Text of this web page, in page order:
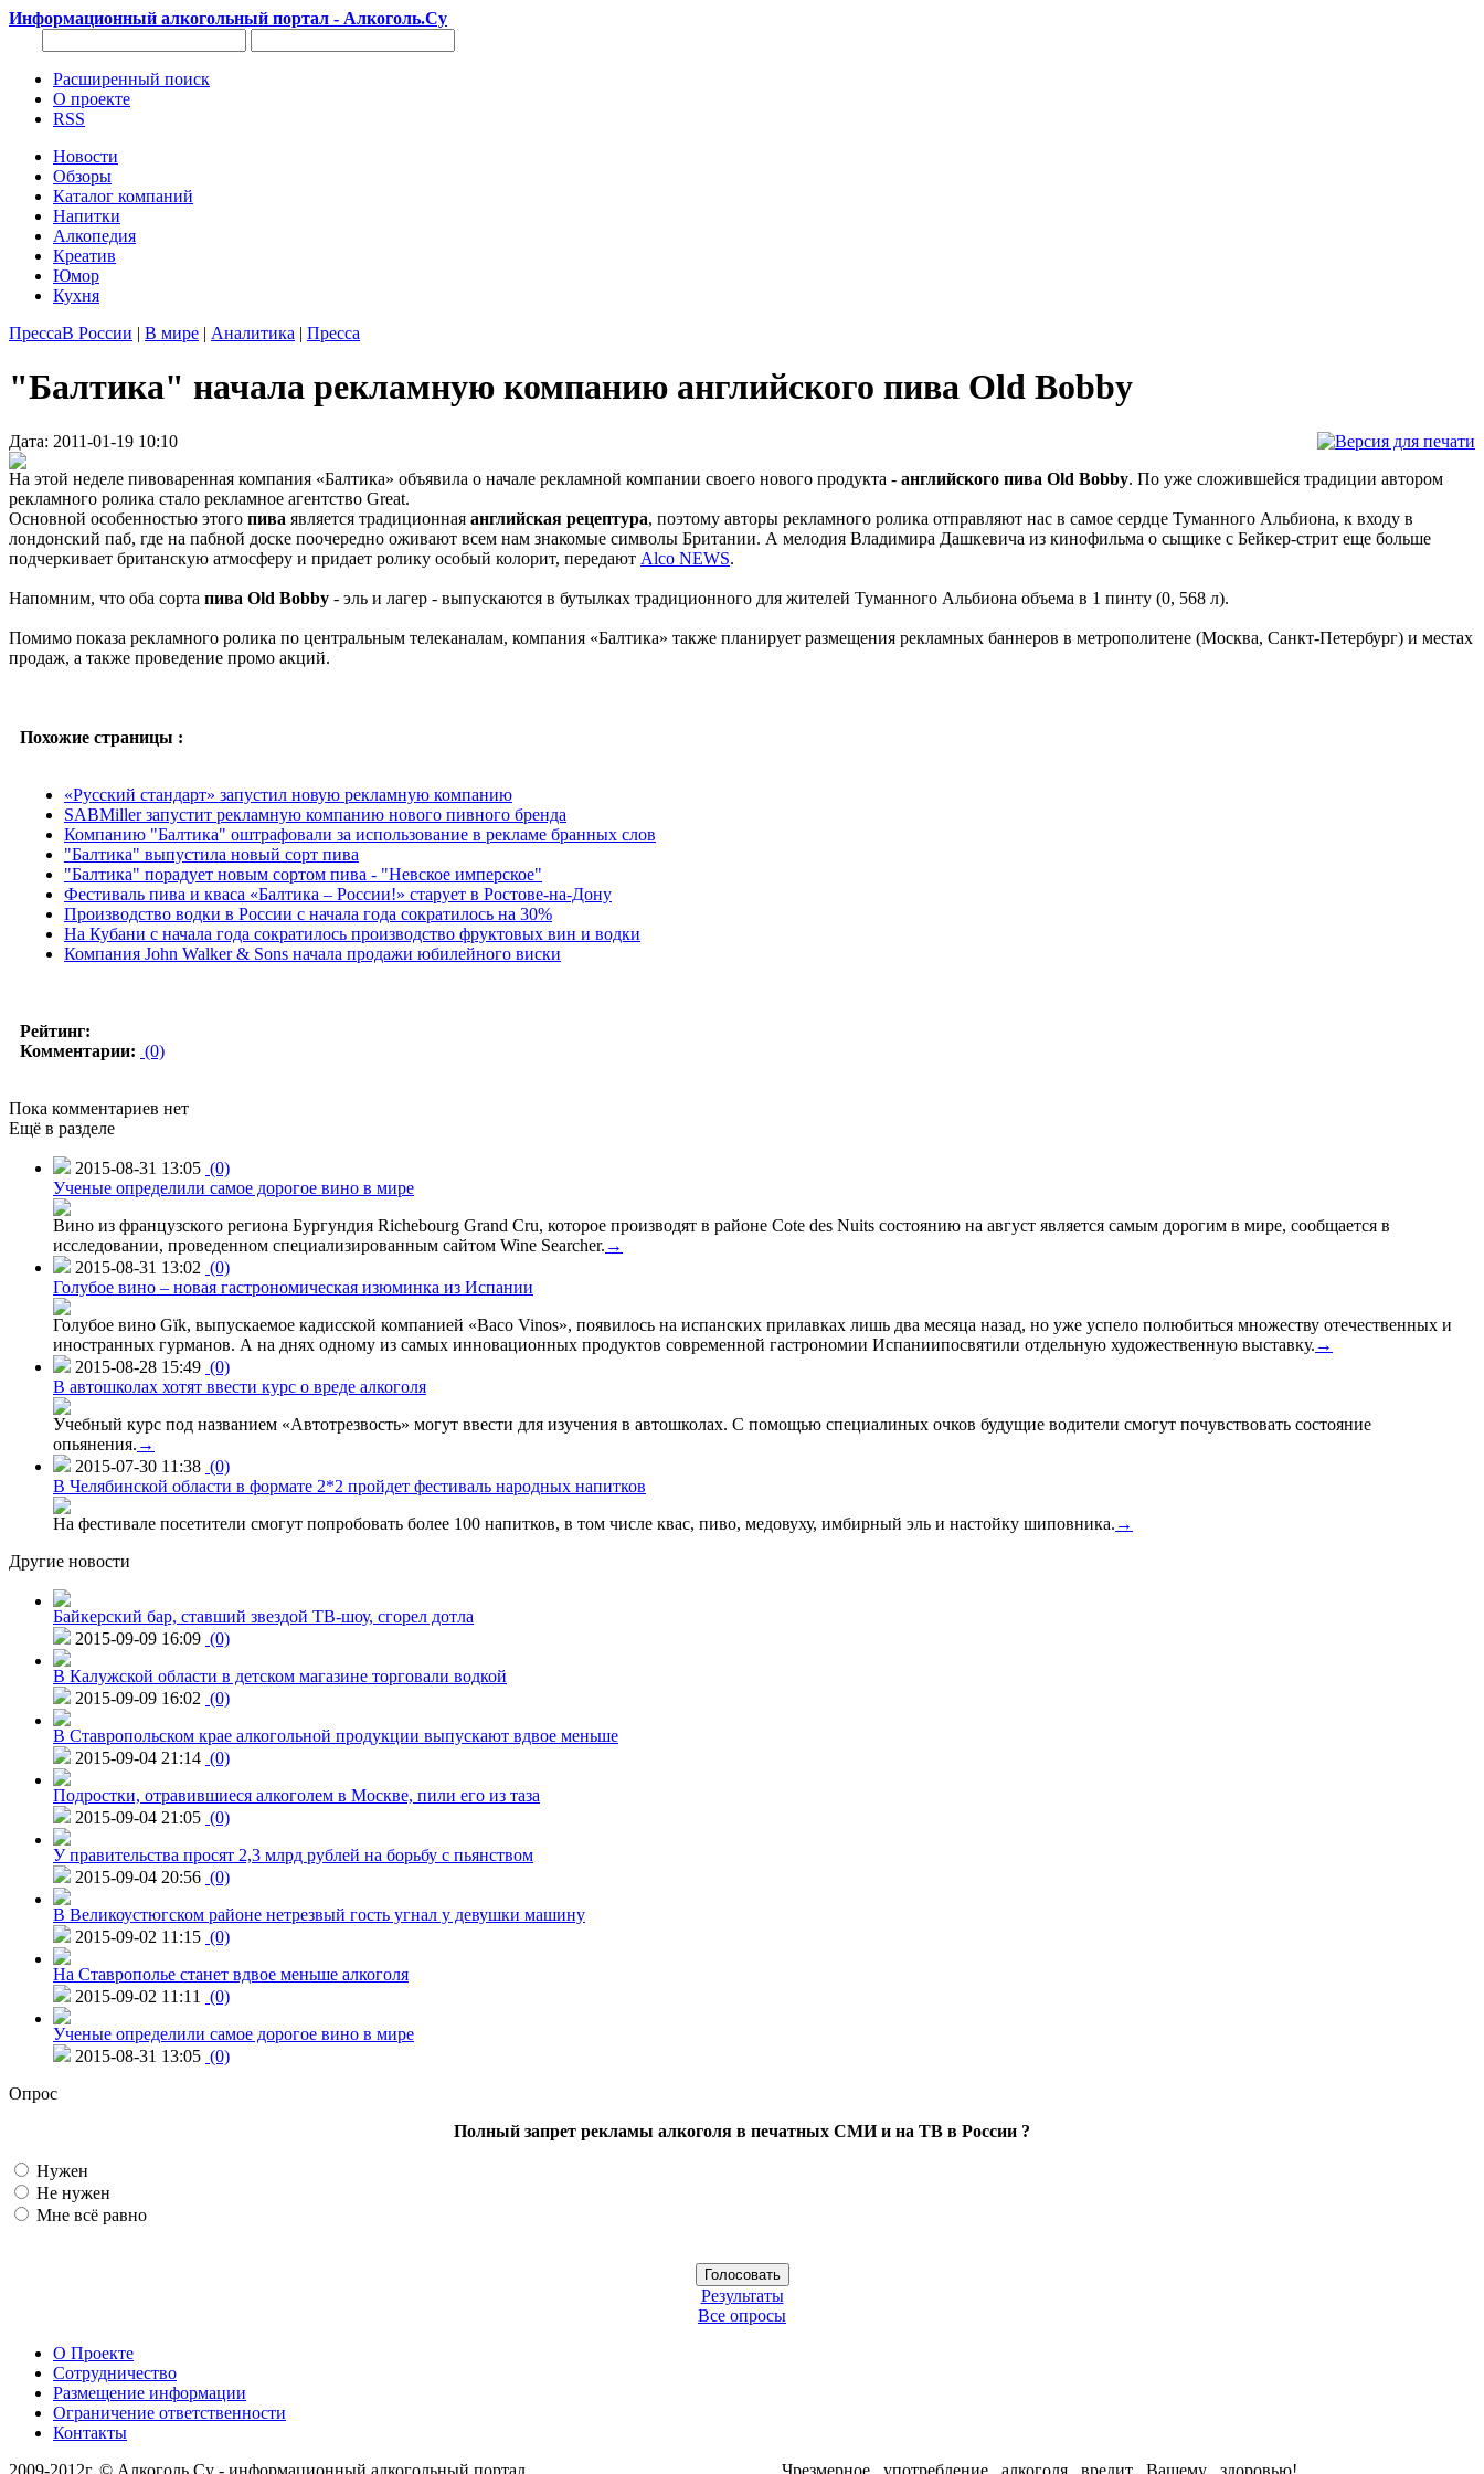
Информационный алкогольный портал - Алкоголь.Су
Расширенный поиск
О проекте
RSS
Новости
Обзоры
Каталог компаний
Напитки
Алкопедия
Креатив
Юмор
Кухня
ПрессаВ России | В мире | Аналитика | Пресса
"Балтика" начала рекламную компанию английского пива Old Bobby
Дата: 2011-01-19 10:10
На этой неделе пивоваренная компания «Балтика» объявила о начале рекламной компании своего нового продукта - английского пива Old Bobby. По уже сложившейся традиции автором
рекламного ролика стало рекламное агентство Great.
Основной особенностью этого пива является традиционная английская рецептура, поэтому авторы рекламного ролика отправляют нас в самое сердце Туманного Альбиона, к входу в
лондонский паб, где на пабной доске поочередно оживают всем нам знакомые символы Британии. А мелодия Владимира Дашкевича из кинофильма о сыщике с Бейкер-стрит еще больше
подчеркивает британскую атмосферу и придает ролику особый колорит, передают Alco NEWS.
Напомним, что оба сорта пива Old Bobby - эль и лагер - выпускаются в бутылках традиционного для жителей Туманного Альбиона объема в 1 пинту (0, 568 л).
Помимо показа рекламного ролика по центральным телеканалам, компания «Балтика» также планирует размещения рекламных баннеров в метрополитене (Москва, Санкт-Петербург) и местах
продаж, а также проведение промо акций.
Похожие страницы :
«Русский стандарт» запустил новую рекламную компанию
SABMiller запустит рекламную компанию нового пивного бренда
Компанию "Балтика" оштрафовали за использование в рекламе бранных слов
"Балтика" выпустила новый сорт пива
"Балтика" порадует новым сортом пива - "Невское имперское"
Фестиваль пива и кваса «Балтика – России!» старует в Ростове-на-Дону
Производство водки в России с начала года сократилось на 30%
На Кубани с начала года сократилось производство фруктовых вин и водки
Компания John Walker & Sons начала продажи юбилейного виски
Рейтинг:
Комментарии: (0)
Пока комментариев нет
Ещё в разделе
2015-08-31 13:05 (0)
Ученые определили самое дорогое вино в мире
Вино из французского региона Бургундия Richebourg Grand Cru, которое производят в районе Cote des Nuits состоянию на август является самым дорогим в мире, сообщается в
исследовании, проведенном специализированным сайтом Wine Searcher. →
2015-08-31 13:02 (0)
Голубое вино – новая гастрономическая изюминка из Испании
Голубое вино Gïk, выпускаемое кадисской компанией «Baco Vinos», появилось на испанских прилавках лишь два месяца назад, но уже успело полюбиться множеству отечественных и
иностранных гурманов. А на днях одному из самых инновационных продуктов современной гастрономии Испаниипосвятили отдельную художественную выставку. →
2015-08-28 15:49 (0)
В автошколах хотят ввести курс о вреде алкоголя
Учебный курс под названием «Автотрезвость» могут ввести для изучения в автошколах. С помощью специалиных очков будущие водители смогут почувствовать состояние
опьянения. →
2015-07-30 11:38 (0)
В Челябинской области в формате 2*2 пройдет фестиваль народных напитков
На фестивале посетители смогут попробовать более 100 напитков, в том числе квас, пиво, медовуху, имбирный эль и настойку шиповника. →
Другие новости
Байкерский бар, ставший звездой ТВ-шоу, сгорел дотла
2015-09-09 16:09 (0)
В Калужской области в детском магазине торговали водкой
2015-09-09 16:02 (0)
В Ставропольском крае алкогольной продукции выпускают вдвое меньше
2015-09-04 21:14 (0)
Подростки, отравившиеся алкоголем в Москве, пили его из таза
2015-09-04 21:05 (0)
У правительства просят 2,3 млрд рублей на борьбу с пьянством
2015-09-04 20:56 (0)
В Великоустюгском районе нетрезвый гость угнал у девушки машину
2015-09-02 11:15 (0)
На Ставрополье станет вдвое меньше алкоголя
2015-09-02 11:11
(0)
Ученые определили самое дорогое вино в мире
2015-08-31 13:05 (0)
Опрос
Полный запрет рекламы алкоголя в печатных СМИ и на ТВ в России ?
Нужен
Не нужен
Мне всё равно
Результаты
Все опросы
О Проекте
Сотрудничество
Размещение информации
Ограничение ответственности
Контакты
2009-2012г. © Алкоголь.Су - информационный алкогольный портал
Чрезмерное употребление алкоголя вредит Вашему здоровью!